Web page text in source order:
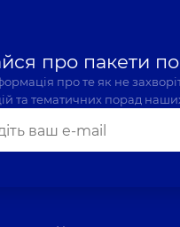
про пакети
про те як не
та тематичних порад наших